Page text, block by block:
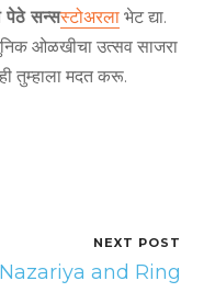
पेठे सन्सस्टोअरला भेट द्या.
ओळखीचा उत्सव साजरा
तुम्हाला मदत करू.
NEXT POST
Nazariya and Ring